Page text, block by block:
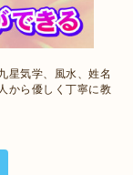
星気学、風水、姓名
から優しく丁寧に教